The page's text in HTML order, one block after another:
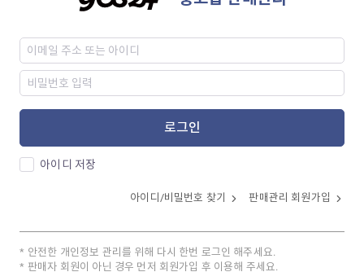
로그인
아이디 저장
아이디/비밀번호 찾기 판매관리 회원가입
안전한 개인정보 관리를 위해 다시 한번 로그인 해주세요.
판매자 회원이 아닌 경우 먼저 회원가입 후 이용해 주세요.